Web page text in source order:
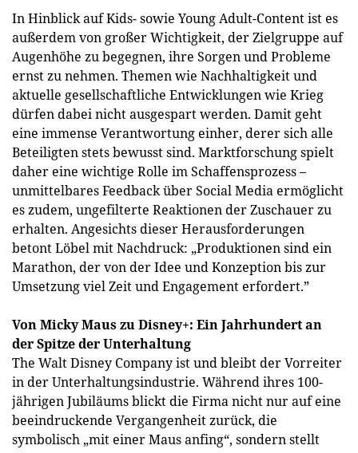
In Hinblick auf Kids- sowie Young Adult-Content ist es
außerdem von großer Wichtigkeit, der Zielgruppe auf
Augenhöhe zu begegnen, ihre Sorgen und Probleme
ernst zu nehmen. Themen wie Nachhaltigkeit und
aktuelle gesellschaftliche Entwicklungen wie Krieg
dürfen dabei nicht ausgespart werden. Damit geht
eine immense Verantwortung einher, derer sich alle
Beteiligten stets bewusst sind. Marktforschung spielt
daher eine wichtige Rolle im Schaffensprozess –
unmittelbares Feedback über Social Media ermöglicht
es zudem, ungefilterte Reaktionen der Zuschauer zu
erhalten. Angesichts dieser Herausforderungen
betont Löbel mit Nachdruck: „Produktionen sind ein
Marathon, der von der Idee und Konzeption bis zur
Umsetzung viel Zeit und Engagement erfordert.”
Von Micky Maus zu Disney+: Ein Jahrhundert an
der Spitze der Unterhaltung
The Walt Disney Company ist und bleibt der Vorreiter
in der Unterhaltungsindustrie. Während ihres 100-
jährigen Jubiläums blickt die Firma nicht nur auf eine
beeindruckende Vergangenheit zurück, die
symbolisch „mit einer Maus anfing“, sondern stellt